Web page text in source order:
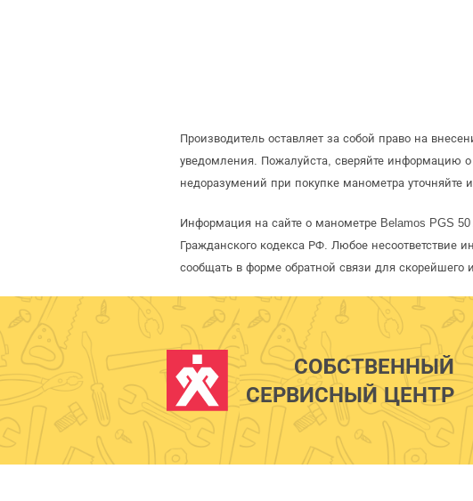
Производитель оставляет за собой право на
уведомления. Пожалуйста, сверяйте информацию
недоразумений при покупке манометра уточняйте
Информация на сайте о манометре Belamos PGS
Гражданского кодекса РФ. Любое несоответствие
сообщать в форме обратной связи для скорейшего
СОБСТВЕННЫЙ
СЕРВИСНЫЙ ЦЕНТР